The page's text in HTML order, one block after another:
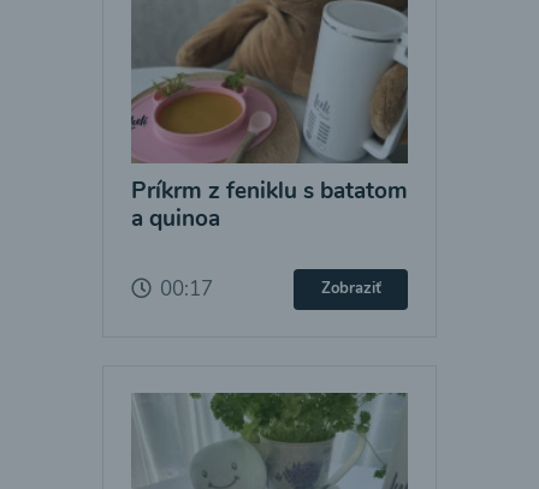
Príkrm z feniklu s batatom
a quinoa
00:17 Zobraziť